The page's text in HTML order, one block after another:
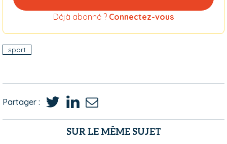
Déjà abonné ? Connectez-vous
sport
Partager :
SUR LE MÊME SUJET